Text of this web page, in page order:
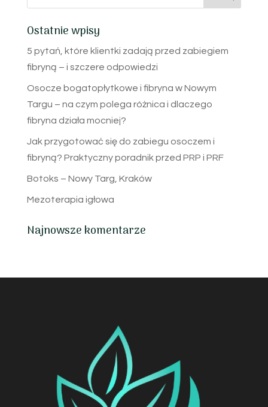
Ostatnie wpisy
5 pytań, które klientki zadają przed zabiegiem
fibryną – i szczere odpowiedzi
Osocze bogatopłytkowe i fibryna w Nowym
Targu – na czym polega różnica i dlaczego
fibryna działa mocniej?
Jak przygotować się do zabiegu osoczem i
fibryną? Praktyczny poradnik przed PRP i PRF
Botoks – Nowy Targ, Kraków
Mezoterapia igłowa
Najnowsze komentarze